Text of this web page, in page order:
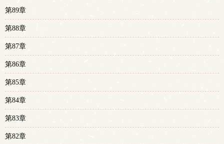
第89章
第88章
第87章
第86章
第85章
第84章
第83章
第82章